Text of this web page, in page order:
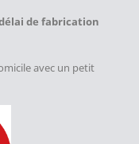
de fabrication
avec un petit